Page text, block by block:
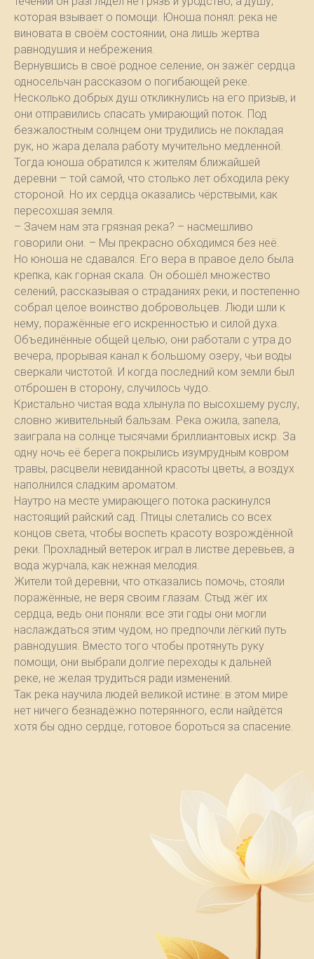
которая взывает о помощи. Юноша понял: река не
виновата в своём состоянии, она лишь жертва
равнодушия и небрежения.
Вернувшись в своё родное селение, он зажёг сердца
односельчан рассказом о погибающей реке.
Несколько добрых душ откликнулись на его призыв, и
они отправились спасать умирающий поток. Под
безжалостным солнцем они трудились не покладая
рук, но жара делала работу мучительно медленной.
Тогда юноша обратился к жителям ближайшей
деревни – той самой, что столько лет обходила реку
стороной. Но их сердца оказались чёрствыми, как
пересохшая земля.
– Зачем нам эта грязная река? – насмешливо
говорили они. – Мы прекрасно обходимся без неё.
Но юноша не сдавался. Его вера в правое дело была
крепка, как горная скала. Он обошёл множество
селений, рассказывая о страданиях реки, и постепенно
собрал целое воинство добровольцев. Люди шли к
нему, поражённые его искренностью и силой духа.
Объединённые общей целью, они работали с утра до
вечера, прорывая канал к большому озеру, чьи воды
сверкали чистотой. И когда последний ком земли был
отброшен в сторону, случилось чудо.
Кристально чистая вода хлынула по высохшему руслу,
словно живительный бальзам. Река ожила, запела,
заиграла на солнце тысячами бриллиантовых искр. За
одну ночь её берега покрылись изумрудным ковром
травы, расцвели невиданной красоты цветы, а воздух
наполнился сладким ароматом.
Наутро на месте умирающего потока раскинулся
настоящий райский сад. Птицы слетались со всех
концов света, чтобы воспеть красоту возрождённой
реки. Прохладный ветерок играл в листве деревьев, а
вода журчала, как нежная мелодия.
Жители той деревни, что отказались помочь, стояли
поражённые, не веря своим глазам. Стыд жёг их
сердца, ведь они поняли: все эти годы они могли
наслаждаться этим чудом, но предпочли лёгкий путь
равнодушия. Вместо того чтобы протянуть руку
помощи, они выбрали долгие переходы к дальней
реке, не желая трудиться ради изменений.
Так река научила людей великой истине: в этом мире
нет ничего безнадёжно потерянного, если найдётся
хотя бы одно сердце, готовое бороться за спасение.